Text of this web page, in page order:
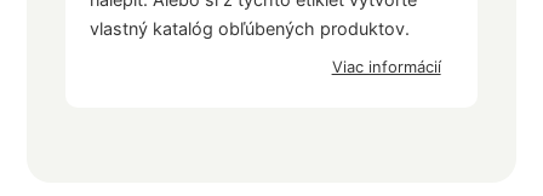
vlastný katalóg obľúbených produktov.
Viac informácií